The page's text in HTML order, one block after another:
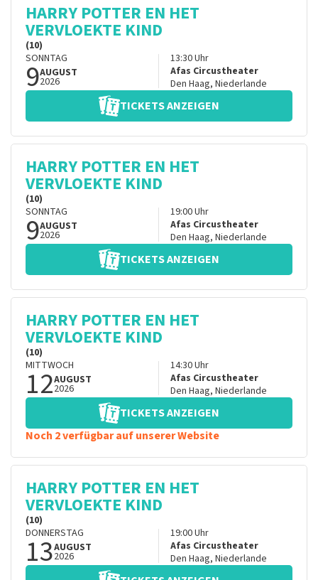
HARRY POTTER EN HET
VERVLOEKTE KIND
(10)
SONNTAG
9AUGUST
2026
13:30Uhr
Afas Circustheater
Den Haag, Niederlande
TICKETS ANZEIGEN
HARRY POTTER EN HET
VERVLOEKTE KIND
(10)
SONNTAG
9AUGUST
2026
19:00Uhr
Afas Circustheater
Den Haag, Niederlande
TICKETS ANZEIGEN
HARRY POTTER EN HET
VERVLOEKTE KIND
(10)
MITTWOCH
12AUGUST
2026
14:30Uhr
Afas Circustheater
Den Haag, Niederlande
TICKETS ANZEIGEN
Noch 2 verfügbar auf unserer Website
HARRY POTTER EN HET
VERVLOEKTE KIND
(10)
DONNERSTAG
13AUGUST
2026
19:00Uhr
Afas Circustheater
Den Haag, Niederlande